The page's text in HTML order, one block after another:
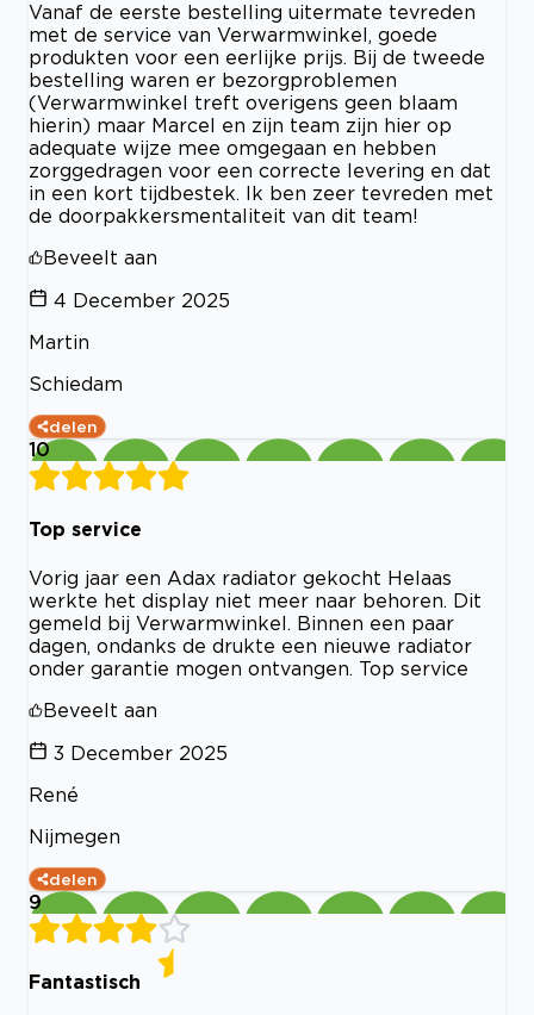
Vanaf de eerste bestelling uitermate tevreden
met de service van Verwarmwinkel, goede
produkten voor een eerlijke prijs. Bij de tweede
bestelling waren er bezorgproblemen
(Verwarmwinkel treft overigens geen blaam
hierin) maar Marcel en zijn team zijn hier op
adequate wijze mee omgegaan en hebben
zorggedragen voor een correcte levering en dat
in een kort tijdbestek. Ik ben zeer tevreden met
de doorpakkersmentaliteit van dit team!
Beveelt aan
4 December 2025
Martin
Schiedam
delen
10
Top service
Vorig jaar een Adax radiator gekocht Helaas
werkte het display niet meer naar behoren. Dit
gemeld bij Verwarmwinkel. Binnen een paar
dagen, ondanks de drukte een nieuwe radiator
onder garantie mogen ontvangen. Top service
Beveelt aan
3 December 2025
René
Nijmegen
delen
9
Fantastisch